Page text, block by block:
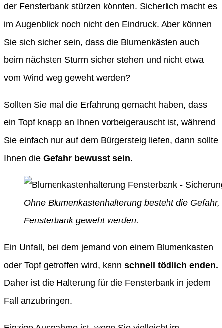
der Fensterbank stürzen könnten. Sicherlich macht es
im Augenblick noch nicht den Eindruck. Aber können
Sie sich sicher sein, dass die Blumenkästen auch
beim nächsten Sturm sicher stehen und nicht etwa
vom Wind weg geweht werden?
Sollten Sie mal die Erfahrung gemacht haben, dass
ein Topf knapp an Ihnen vorbeigerauscht ist, während
Sie einfach nur auf dem Bürgersteig liefen, dann sollte
Ihnen die Gefahr bewusst sein.
Ohne Blumenkastenhalterung besteht die
Fensterbank geweht werden.
Ein Unfall, bei dem jemand von einem Blumenkasten
oder Topf getroffen wird, kann schnell tödlich enden.
Daher ist die Halterung für die Fensterbank in jedem
Fall anzubringen.